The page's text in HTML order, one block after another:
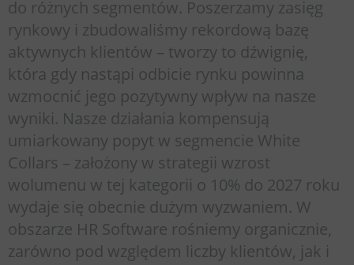
do różnych segmentów. Poszerzamy zasięg
rynkowy i zbudowaliśmy rekordową bazę
aktywnych klientów – tworzy to dźwignię,
która gdy nastąpi odbicie rynku powinna
wzmocnić jego pozytywny wpływ na nasze
wyniki. Nasze działania kompensują
umiarkowany popyt w segmencie White
Collars – założony w strategii wzrost
wolumenu w tej kategorii o 10% do 2027 roku
wydaje się obecnie dużym wyzwaniem. W
obszarze HR Software rośniemy organicznie,
zarówno pod względem liczby klientów, jak i